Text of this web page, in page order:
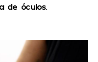
de óculos.